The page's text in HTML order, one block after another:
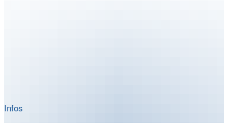
Infos